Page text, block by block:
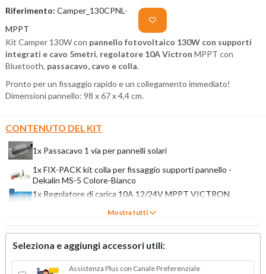
Riferimento: Camper_130CPNL-
MPPT
Kit Camper 130W con pannello fotovoltaico 130W con supporti
integrati e cavo 5metri, regolatore 10A Victron MPPT con
Bluetooth, passacavo, cavo e colla.
Pronto per un fissaggio rapido e un collegamento immediato!
Dimensioni pannello: 98 x 67 x 4,4 cm.
CONTENUTO DEL KIT
1x Passacavo 1 via per pannelli solari
1x FIX-PACK kit colla per fissaggio supporti pannello -
Dekalin MS-5 Colore-Bianco
1x Regolatore di carica 10A 12/24V MPPT VICTRON
1x 130W Pannello Fotovoltaico Monocristallino 12V con
supporto integrato e 5m di cavo bipolare guainato
Mostra tutti
Seleziona e aggiungi accessori utili:
Assistenza Plus con Canale Preferenziale